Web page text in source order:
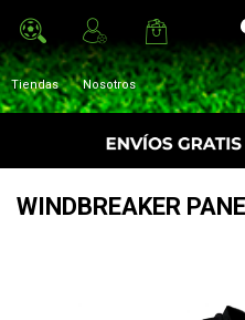
Tiendas Nosotros
WINDBREAKER